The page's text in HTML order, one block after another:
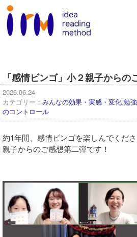
「感情ビンゴ」小２親子からの
2026.06.24
カテゴリー： みんなの効果・実感・変化,勉
のコントロール
約1年間、感情ビンゴを楽しんでくだ
親子からのご感想第二弾です！